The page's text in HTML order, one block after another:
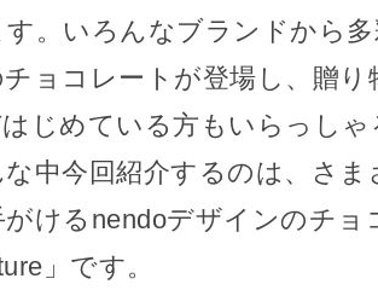
。いろんなブランドから
ョコレートが登場し、贈
じめている方もいらっし
な中今回紹介するのは、さ
がけるnendoデザインのチョ
」です。